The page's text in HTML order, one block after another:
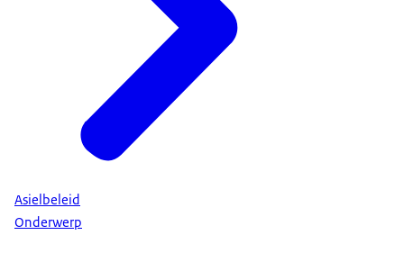
Asielbeleid
Onderwerp